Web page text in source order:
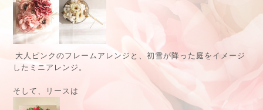
大人ピンクのフレームアレンジと、初雪が降った庭をイメージ
したミニアレンジ。
そして、リースは